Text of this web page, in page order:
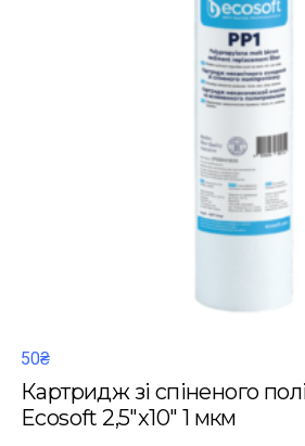
50₴
Картридж зі спіненого
Ecosoft 2,5"x10" 1 мкм